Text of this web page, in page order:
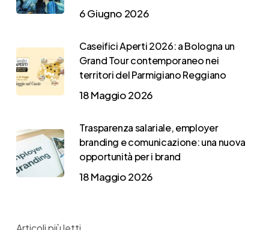
6 Giugno 2026
Caseifici Aperti 2026: a Bologna un
Grand Tour contemporaneo nei
territori del Parmigiano Reggiano
18 Maggio 2026
Trasparenza salariale, employer
branding e comunicazione: una nuova
opportunità per i brand
18 Maggio 2026